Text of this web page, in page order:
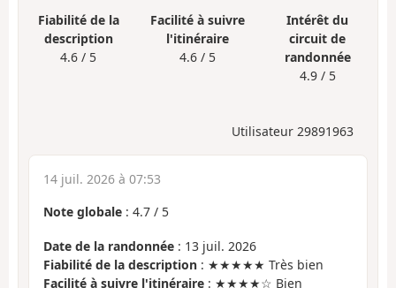
Fiabilité de la
description
4.6 / 5
Facilité à suivre
l'itinéraire
4.6 / 5
Intérêt du
circuit de
randonnée
4.9 / 5
Utilisateur 29891963
14 juil. 2026 à 07:53
Note globale : 4.7 / 5
Date de la randonnée : 13 juil. 2026
Fiabilité de la description : ★★★★★ Très bien
Facilité à suivre l'itinéraire : ★★★★☆ Bien